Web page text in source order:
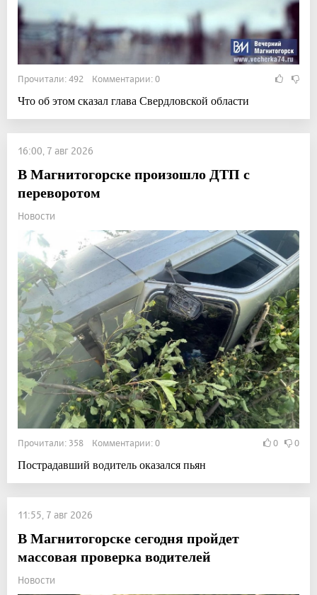
Прочитали: 492 Комментарии: 0
Что об этом сказал глава Свердловской области
16:00, 7 авг 2026
В Магнитогорске произошло ДТП с
переворотом
Новости
Прочитали: 358 Комментарии: 0 0 0
Пострадавший водитель оказался пьян
11:55, 7 авг 2026
В Магнитогорске сегодня пройдет
массовая проверка водителей
Новости